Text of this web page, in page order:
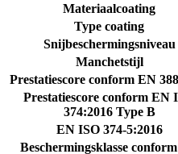
Materiaalcoating
Type coating
Snijbeschermingsniveau
Manchetstijl
Prestatiescore conform EN
Prestatiescore conform EN
374:2016 Type B
EN ISO 374-5:2016
Beschermingsklasse